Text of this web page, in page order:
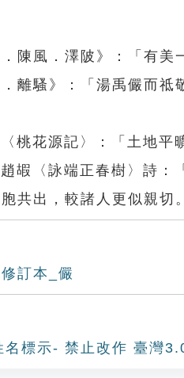
陳風．澤陂》：「有
離騷》：「湯禹儼而祗
桃花源記〉：「土地平
嘏〈詠端正春樹〉詩
共出，較諸人更似親切
訂本_儼
名標示- 禁止改作 臺灣